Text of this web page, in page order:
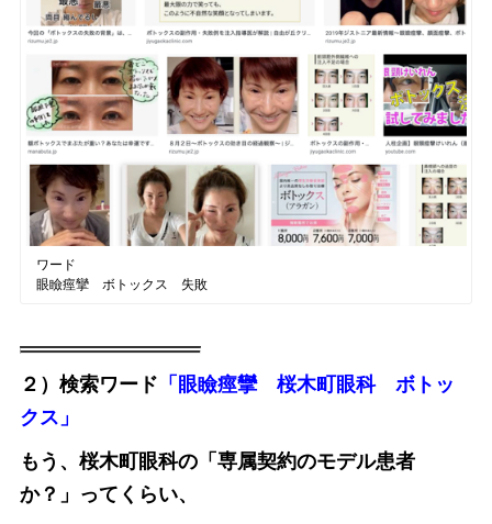
ワード
眼瞼痙攣 ボトックス 失敗
２）検索ワード 「眼瞼痙攣 桜木町眼科 ボトッ
クス」
もう、桜木町眼科の「専属契約のモデル患者
か？」ってくらい、